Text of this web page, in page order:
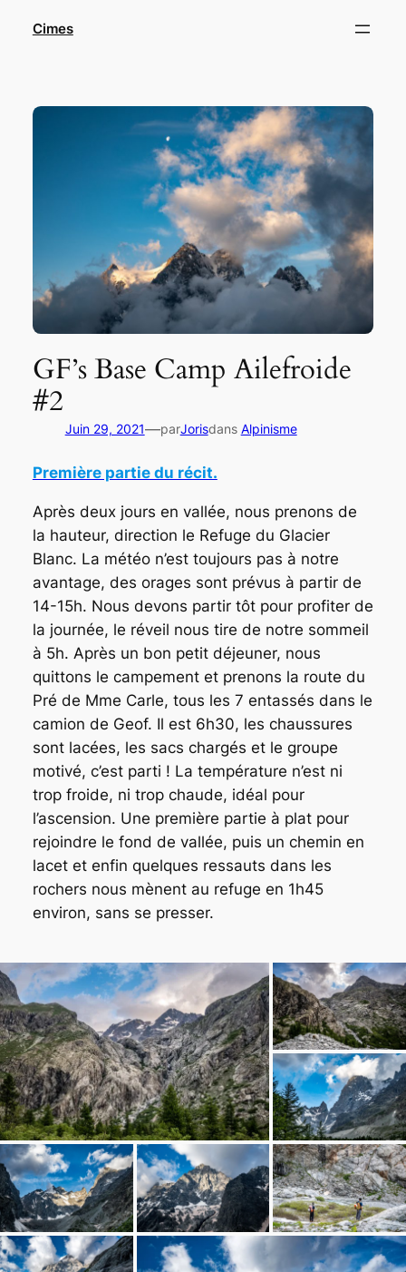
Cimes
GF’s Base Camp Ailefroide
#2
Juin 29, 2021—parJorisdans Alpinisme
Première partie du récit.
Après deux jours en vallée, nous prenons de
la hauteur, direction le Refuge du Glacier
Blanc. La météo n’est toujours pas à notre
avantage, des orages sont prévus à partir de
14-15h. Nous devons partir tôt pour profiter de
la journée, le réveil nous tire de notre sommeil
à 5h. Après un bon petit déjeuner, nous
quittons le campement et prenons la route du
Pré de Mme Carle, tous les 7 entassés dans le
camion de Geof. Il est 6h30, les chaussures
sont lacées, les sacs chargés et le groupe
motivé, c’est parti ! La température n’est ni
trop froide, ni trop chaude, idéal pour
l’ascension. Une première partie à plat pour
rejoindre le fond de vallée, puis un chemin en
lacet et enfin quelques ressauts dans les
rochers nous mènent au refuge en 1h45
environ, sans se presser.